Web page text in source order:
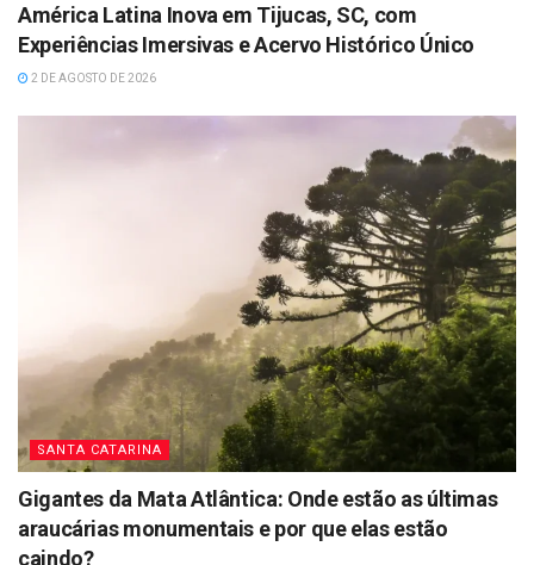
América Latina Inova em Tijucas, SC, com
Experiências Imersivas e Acervo Histórico Único
2 DE AGOSTO DE 2026
SANTA CATARINA
Gigantes da Mata Atlântica: Onde estão as últimas
araucárias monumentais e por que elas estão
caindo?